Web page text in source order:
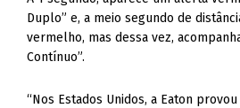
Duplo” e, a meio segundo de
vermelho, mas dessa vez,
Contínuo”.
“Nos Estados Unidos, a Eaton